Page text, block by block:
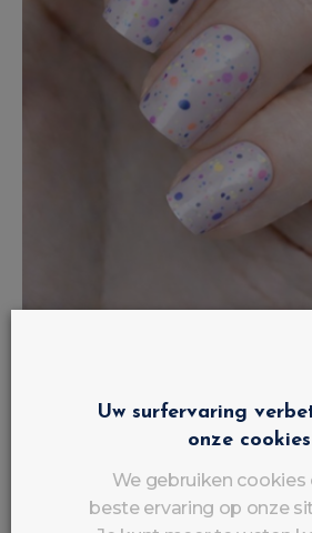
HEMA en TPO vrij
BTW INBEGREPEN
Op voorraad
Uw surfervaring
onze cookies
We gebruiken cookies
beste ervaring op onze